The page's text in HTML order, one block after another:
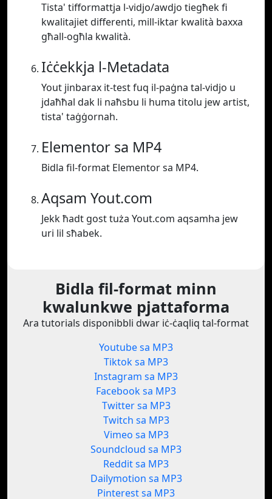
Tista' tifformattja l-vidjo/awdjo tiegħek fi
kwalitajiet differenti, mill-iktar kwalità baxxa
għall-ogħla kwalità.
Iċċekkja l-Metadata
Yout jinbarax it-test fuq il-paġna tal-vidjo u
jdaħħal dak li naħsbu li huma titolu jew artist,
tista' taġġornah.
Elementor sa MP4
Bidla fil-format Elementor sa MP4.
Aqsam Yout.com
Jekk ħadt gost tuża Yout.com aqsamha jew
uri lil sħabek.
Bidla fil-format minn
kwalunkwe pjattaforma
Ara tutorials disponibbli dwar iċ-ċaqliq tal-format
Youtube sa MP3
Tiktok sa MP3
Instagram sa MP3
Facebook sa MP3
Twitter sa MP3
Twitch sa MP3
Vimeo sa MP3
Soundcloud sa MP3
Reddit sa MP3
Dailymotion sa MP3
Pinterest sa MP3